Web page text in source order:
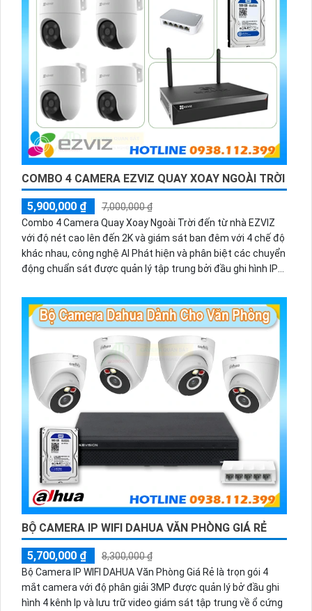
COMBO 4 CAMERA EZVIZ QUAY XOAY NGOÀI TRỜI
5,900,000 ₫
7,000,000 ₫
Combo 4 Camera Quay Xoay Ngoài Trời đến từ nhà EZVIZ
với độ nét cao lên đến 2K và giám sát ban đêm với 4 chế độ
khác nhau, công nghệ AI Phát hiện và phân biệt các chuyển
động chuẩn sát được quản lý tập trung bởi đầu ghi hình IP
BỘ CAMERA IP WIFI DAHUA VĂN PHÒNG GIÁ RẺ
5,700,000 ₫
8,300,000 ₫
Bộ Camera IP WIFI DAHUA Văn Phòng Giá Rẻ là trọn gói 4
mắt camera với độ phân giải 3MP được quản lý bở đầu ghi
hình 4 kênh Ip và lưu trữ video giám sát tập trung về ổ cứng